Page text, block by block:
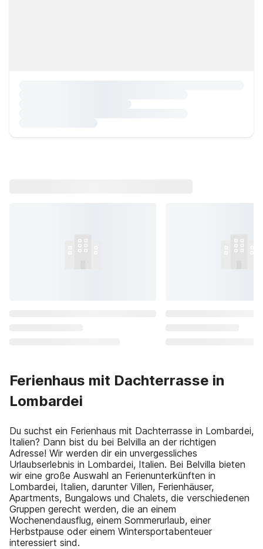
Ferienhaus mit Dachterrasse in
Lombardei
Du suchst ein Ferienhaus mit Dachterrasse in Lombardei,
Italien? Dann bist du bei Belvilla an der richtigen
Adresse! Wir werden dir ein unvergessliches
Urlaubserlebnis in Lombardei, Italien. Bei Belvilla bieten
wir eine große Auswahl an Ferienunterkünften in
Lombardei, Italien, darunter Villen, Ferienhäuser,
Apartments, Bungalows und Chalets, die verschiedenen
Gruppen gerecht werden, die an einem
Wochenendausflug, einem Sommerurlaub, einer
Herbstpause oder einem Wintersportabenteuer
interessiert sind.